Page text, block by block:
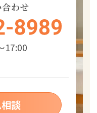
わせ
17:00
談